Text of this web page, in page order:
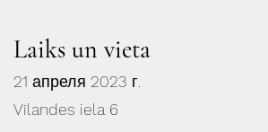
Laiks un vieta
21 апреля 2023 г.
Vīlandes iela 6